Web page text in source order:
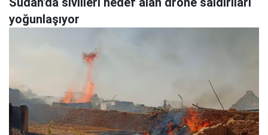
yoğunlaşıyor